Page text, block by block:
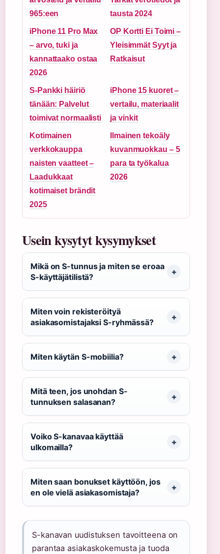
965:een
tausta 2024
iPhone 11 Pro Max
– arvo, tuki ja
kannattaako ostaa
2026
OP Kortti Ei Toimi –
Yleisimmät Syyt ja
Ratkaisut
S-Pankki häiriö
tänään: Palvelut
toimivat normaalisti
iPhone 15 kuoret –
vertailu, materiaalit
ja vinkit
Kotimainen
verkkokauppa
naisten vaatteet –
Laadukkaat
kotimaiset brändit
2025
Ilmainen tekoäly
kuvanmuokkau – 5
para ta työkalua
2026
Usein kysytyt kysymykset
Mikä on S-tunnus ja miten se eroaa
S-käyttäjätilistä?
Miten voin rekisteröityä
asiakasomistajaksi S-ryhmässä?
Miten käytän S-mobiilia?
Mitä teen, jos unohdan S-
tunnuksen salasanan?
Voiko S-kanavaa käyttää
ulkomailla?
Miten saan bonukset käyttöön, jos
en ole vielä asiakasomistaja?
S-kanavan uudistuksen tavoitteena on
parantaa asiakaskokemusta ja tuoda